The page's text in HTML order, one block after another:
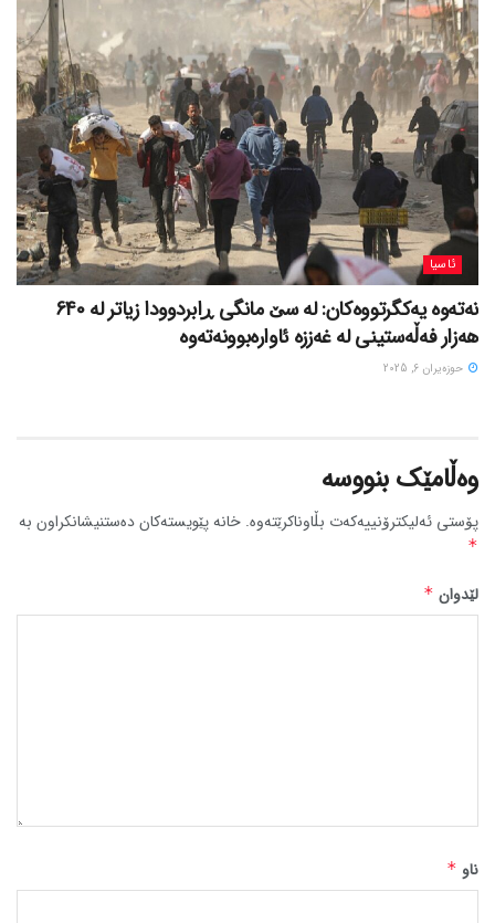
ئاسیا
نەتەوە یەکگرتووەکان: لە سێ مانگی ڕابردوودا زیاتر لە 640
هەزار فەڵەستینی لە غەززە ئاوارەبوونەتەوە
حوزه‌یران 6, 2025
وەڵامێک بنووسە
پۆستی ئەلیکترۆنییەکەت بڵاوناکرێتەوە. خانە پێویستەکان دەستنیشانکراون بە
*
لێدوان *
ناو *